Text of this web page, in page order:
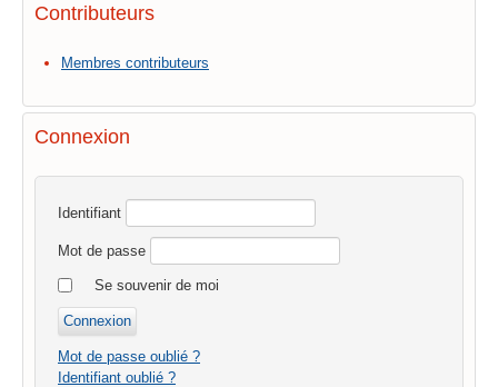
Contributeurs
Membres contributeurs
Connexion
Identifiant
Mot de passe
Se souvenir de moi
Mot de passe oublié ?
Identifiant oublié ?